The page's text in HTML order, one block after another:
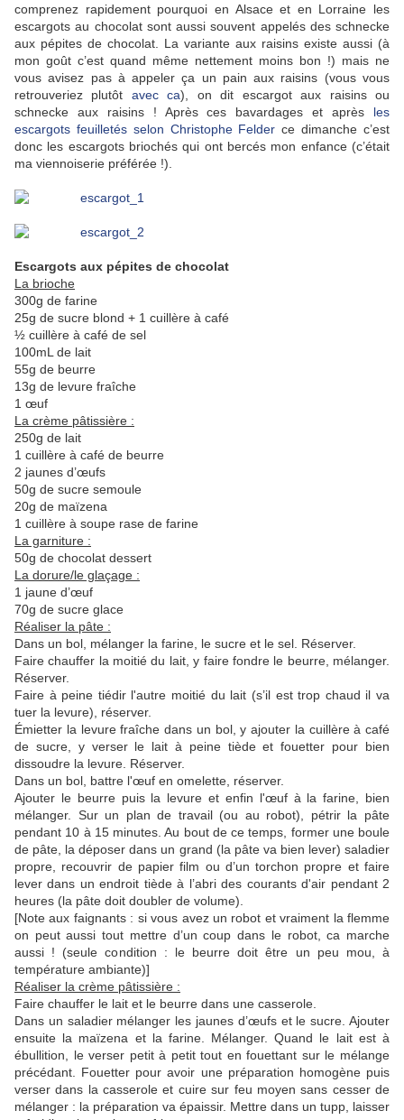
comprenez rapidement pourquoi en Alsace et en Lorraine les
escargots au chocolat sont aussi souvent appelés des schnecke
aux pépites de chocolat. La variante aux raisins existe aussi (à
mon goût c’est quand même nettement moins bon !) mais ne
vous avisez pas à appeler ça un pain aux raisins (vous vous
retrouveriez plutôt avec ca), on dit escargot aux raisins ou
schnecke aux raisins ! Après ces bavardages et après les
escargots feuilletés selon Christophe Felder ce dimanche c’est
donc les escargots briochés qui ont bercés mon enfance (c’était
ma viennoiserie préférée !).
Escargots aux pépites de chocolat
La brioche
300g de farine
25g de sucre blond + 1 cuillère à café
½ cuillère à café de sel
100mL de lait
55g de beurre
13g de levure fraîche
1 œuf
La crème pâtissière :
250g de lait
1 cuillère à café de beurre
2 jaunes d’œufs
50g de sucre semoule
20g de maïzena
1 cuillère à soupe rase de farine
La garniture :
50g de chocolat dessert
La dorure/le glaçage :
1 jaune d’œuf
70g de sucre glace
Réaliser la pâte :
Dans un bol, mélanger la farine, le sucre et le sel. Réserver.
Faire chauffer la moitié du lait, y faire fondre le beurre, mélanger.
Réserver.
Faire à peine tiédir l'autre moitié du lait (s’il est trop chaud il va
tuer la levure), réserver.
Émietter la levure fraîche dans un bol, y ajouter la cuillère à café
de sucre, y verser le lait à peine tiède et fouetter pour bien
dissoudre la levure. Réserver.
Dans un bol, battre l'œuf en omelette, réserver.
Ajouter le beurre puis la levure et enfin l'œuf à la farine, bien
mélanger. Sur un plan de travail (ou au robot), pétrir la pâte
pendant 10 à 15 minutes. Au bout de ce temps, former une boule
de pâte, la déposer dans un grand (la pâte va bien lever) saladier
propre, recouvrir de papier film ou d’un torchon propre et faire
lever dans un endroit tiède à l’abri des courants d'air pendant 2
heures (la pâte doit doubler de volume).
[Note aux faignants : si vous avez un robot et vraiment la flemme
on peut aussi tout mettre d’un coup dans le robot, ca marche
aussi ! (seule condition : le beurre doit être un peu mou, à
température ambiante)]
Réaliser la crème pâtissière :
Faire chauffer le lait et le beurre dans une casserole.
Dans un saladier mélanger les jaunes d’œufs et le sucre. Ajouter
ensuite la maïzena et la farine. Mélanger. Quand le lait est à
ébullition, le verser petit à petit tout en fouettant sur le mélange
précédant. Fouetter pour avoir une préparation homogène puis
verser dans la casserole et cuire sur feu moyen sans cesser de
mélanger : la préparation va épaissir. Mettre dans un tupp, laisser